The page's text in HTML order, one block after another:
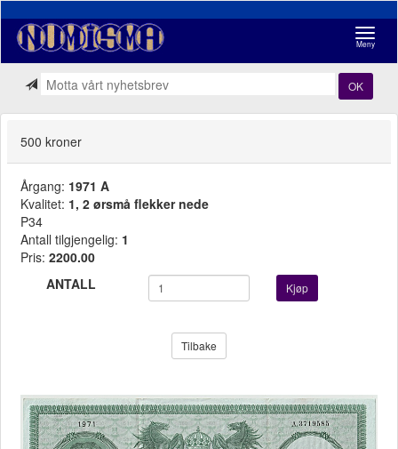
Meny
OK
500 kroner
Årgang: 1971 A
Kvalitet: 1, 2 ørsmå flekker nede
P34
Antall tilgjengelig: 1
Pris: 2200.00
ANTALL
Kjøp
Tilbake